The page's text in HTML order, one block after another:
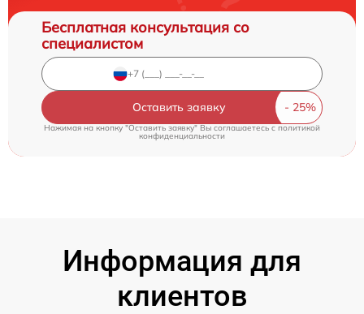
Бесплатная консультация со
специалистом
Оставить заявку
Нажимая на кнопку "Оставить заявку" Вы соглашаетесь cполитикой
конфиденциальности
Информация для
клиентов